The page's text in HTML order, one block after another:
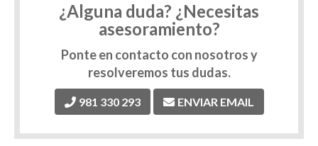
¿Alguna duda? ¿Necesitas
asesoramiento?
Ponte en contacto con nosotros y
resolveremos tus dudas.
981 330 293 ENVIAR EMAIL